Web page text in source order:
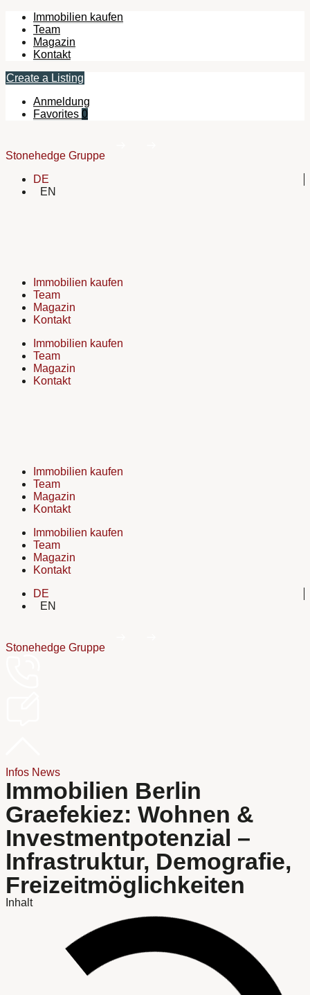
Immobilien kaufen
Team
Magazin
Kontakt
Create a Listing
Anmeldung
Favorites 0
Stonehedge Gruppe
DE
EN
Immobilien kaufen
Team
Magazin
Kontakt
Immobilien kaufen
Team
Magazin
Kontakt
Immobilien kaufen
Team
Magazin
Kontakt
Immobilien kaufen
Team
Magazin
Kontakt
DE
EN
Stonehedge Gruppe
Infos News
Immobilien Berlin
Graefekiez: Wohnen &
Investmentpotenzial –
Infrastruktur, Demografie,
Freizeitmöglichkeiten
Inhalt